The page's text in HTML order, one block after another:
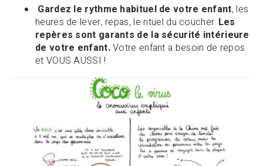
Gardez le rythme habituel de votre enfant, les
heures de lever, repas, le rituel du coucher. Les
repères sont garants de la sécurité intérieure
de votre enfant.Votre enfant a besoin de repos
et VOUS AUSSI !